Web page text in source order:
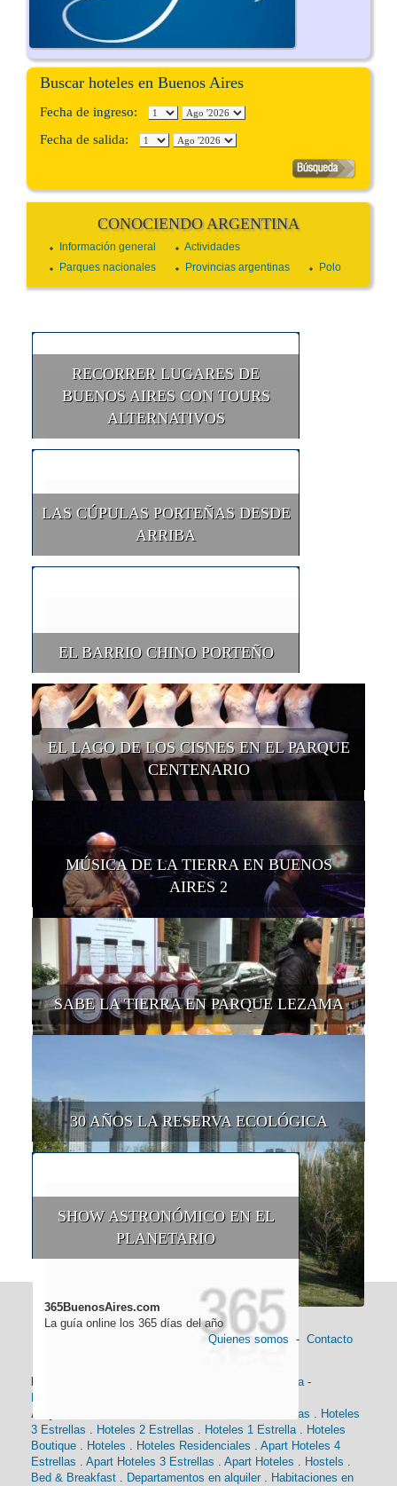
Buscar hoteles en Buenos Aires
Fecha de ingreso:
Fecha de salida:
CONOCIENDO ARGENTINA
Información general
Actividades
Parques nacionales
Provincias argentinas Polo
RECORRER LUGARES DE
BUENOS AIRES CON TOURS
ALTERNATIVOS
LAS CÚPULAS PORTEÑAS DESDE
ARRIBA
EL BARRIO CHINO PORTEÑO
EL LAGO DE LOS CISNES EN EL PARQUE
CENTENARIO
MÚSICA DE LA TIERRA EN BUENOS
AIRES 2
SABE LA TIERRA EN PARQUE LEZAMA
30 AÑOS LA RESERVA ECOLÓGICA
SHOW ASTRONÓMICO EN EL
PLANETARIO
365BuenosAires.com
La guía online los 365 días del año
Quienes somos - Contacto
Historia-
Alojamiento:
Hoteles 4 Estrellas . Hoteles
3 Estrellas . Hoteles 2 Estrellas . Hoteles 1 Estrella. Hoteles
Boutique . Hoteles . Hoteles Residenciales . Apart Hoteles 4
Estrellas . Apart Hoteles 3 Estrellas . Apart Hoteles . Hostels .
Bed & Breakfast . Departamentos en alquiler . Habitaciones en